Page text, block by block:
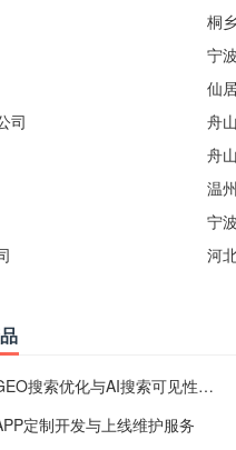
司
桐
宁
仙
舟
舟
温
宁
河
搜索优化与AI搜索可见性服务
定制开发与上线维护服务